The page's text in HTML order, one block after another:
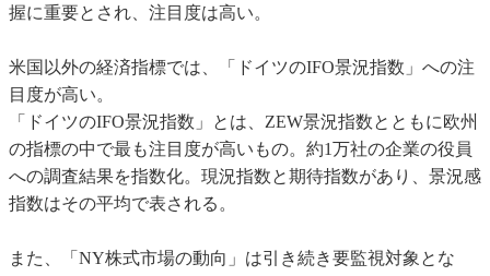
握に重要とされ、注目度は高い。
米国以外の経済指標では、「ドイツのIFO景況指数」への注
目度が高い。
「ドイツのIFO景況指数」とは、ZEW景況指数とともに欧州
の指標の中で最も注目度が高いもの。約1万社の企業の役員
への調査結果を指数化。現況指数と期待指数があり、景況感
指数はその平均で表される。
また、「NY株式市場の動向」は引き続き要監視対象とな